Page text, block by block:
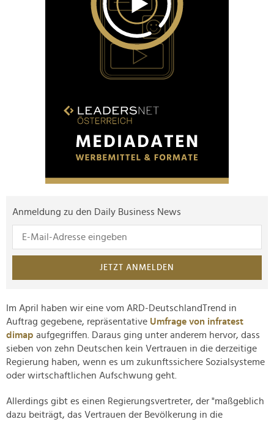
Anmeldung zu den Daily Business News
JETZT ANMELDEN
Im April haben wir eine vom ARD-DeutschlandTrend in
Auftrag gegebene, repräsentative Umfrage von infratest
dimap aufgegriffen. Daraus ging unter anderem hervor, dass
sieben von zehn Deutschen kein Vertrauen in die derzeitige
Regierung haben, wenn es um zukunftssichere Sozialsysteme
oder wirtschaftlichen Aufschwung geht.
Allerdings gibt es einen Regierungsvertreter, der "maßgeblich
dazu beiträgt, das Vertrauen der Bevölkerung in die